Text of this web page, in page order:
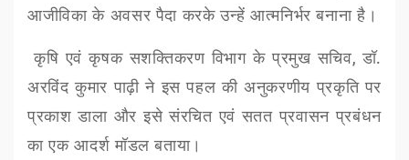
आजीविका के अवसर पैदा करके उन्हें आत्मनिर्भर बनाना है।
कृषि एवं कृषक सशक्तिकरण विभाग के प्रमुख सचिव,डॉ.
अरविंद कुमार पाढ़ी ने इस पहल की अनुकरणीय प्रकृति पर
प्रकाश डाला और इसे संरचित एवं सतत प्रवासन प्रबंधन
का एक आदर्श मॉडल बताया।